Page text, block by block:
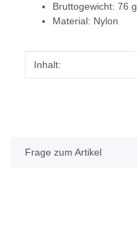
Bruttogewicht: 76 g
Material: Nylon
Produkteigenschaft
Wert
Inhalt:
Frage zum Artikel